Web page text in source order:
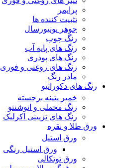
پرایمر
تثبیت کننده ها
جوهر یونیورسال
رنگ چوب
رنگ‌ های پایه آب
رنگ های پودری
رنگ‌ های روغنی و فوری
مادر رنگ
رنگ های دکوراتیو
خمیر پتینه برجسته
رنگ مخملی و اتوشنتو
رنگ های تزیینی اکرلیک
ورق طلا و نقره
ورق استیل
ورق استیل رنگی
ورق توتکالی